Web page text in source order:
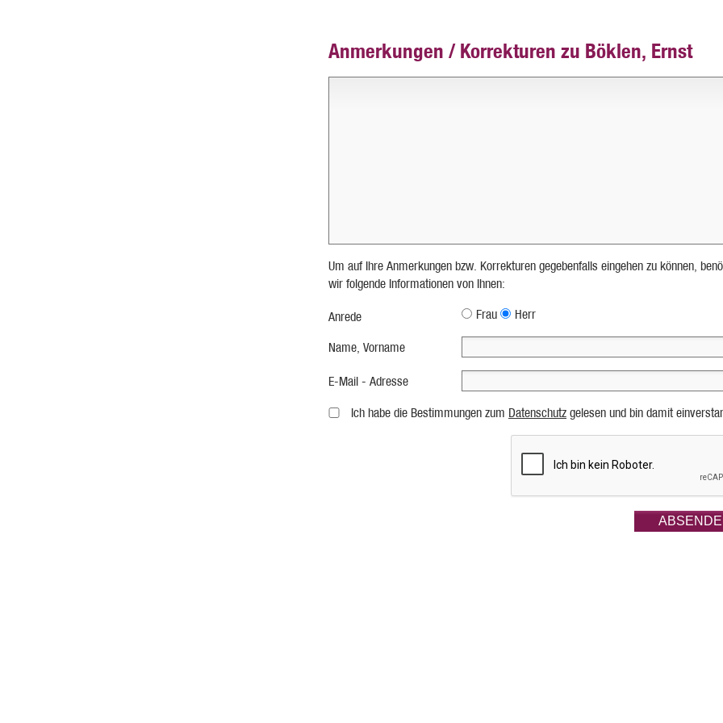
Anmerkungen / Korrekturen zu Böklen, Ernst
Um auf Ihre Anmerkungen bzw. Korrekturen gegebenfalls eingehen zu können,
wir folgende Informationen von Ihnen:
Anrede Frau Herr
Name, Vorname
E-Mail - Adresse
Ich habe die Bestimmungen zum Datenschutz gelesen und bin damit